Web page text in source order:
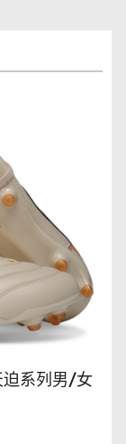
系列男/女